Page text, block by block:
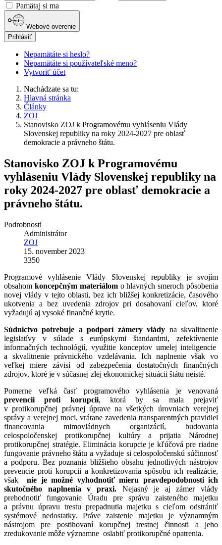
Pamätaj si ma
Webové overenie
Prihlásiť
Nepamätáte si heslo?
Nepamätáte si používateľské meno?
Vytvoriť účet
Nachádzate sa tu:
Hlavná stránka
Články
ZOJ
Stanovisko ZOJ k Programovému vyhláseniu Vlády
Slovenskej republiky na roky 2024-2027 pre oblasť
demokracie a právneho štátu.
Stanovisko ZOJ k Programovému
vyhláseniu Vlády Slovenskej republiky na
roky 2024-2027 pre oblasť demokracie a
právneho štátu.
Podrobnosti
Administrátor
ZOJ
15. november 2023
3350
Programové vyhlásenie Vlády Slovenskej republiky je svojím
obsahom koncepčným materiálom o hlavných smeroch pôsobenia
novej vlády v tejto oblasti, bez ich bližšej konkretizácie, časového
ukotvenia a bez uvedenia zdrojov pri dosahovaní cieľov, ktoré
vyžadujú aj vysoké finančné krytie.
Súdnictvo potrebuje a podporí zámery vlády na skvalitnenie
legislatívy v súlade s európskymi štandardmi, zefektívnenie
informačných technológií, využitie konceptov umelej inteligencie
a skvalitnenie právnického vzdelávania. Ich naplnenie však vo
veľkej miere závisí od zabezpečenia dostatočných finančných
zdrojov, ktoré je v súčasnej zlej ekonomickej situácii štátu neisté.
Pomerne veľká časť programového vyhlásenia je venovaná
prevencii proti korupcii, ktorá by sa mala prejaviť
v protikorupčnej právnej úprave na všetkých úrovniach verejnej
správy a verejnej moci, vrátane zavedenia transparentných pravidiel
financovania mimovládnych organizácií, budovania
celospoločenskej protikorupčnej kultúry a prijatia Národnej
protikorupčnej stratégie. Eliminácia korupcie je kľúčová pre riadne
fungovanie právneho štátu a vyžaduje si celospoločenskú súčinnosť
a podporu. Bez poznania bližšieho obsahu jednotlivých nástrojov
prevencie proti korupcii a konkretizovania spôsobu ich realizácie,
však nie je možné vyhodnotiť mieru pravdepodobnosti ich
skutočného naplnenia v praxi. Nejasný je aj zámer vlády
prehodnotiť fungovanie Úradu pre správu zaisteného majetku
a právnu úpravu trestu prepadnutia majetku s cieľom odstrániť
systémové nedostatky. Práve zaistenie majetku je významným
nástrojom pre postihovaní korupčnej trestnej činnosti a jeho
zredukovanie môže významne oslabiť protikorupčné opatrenia.